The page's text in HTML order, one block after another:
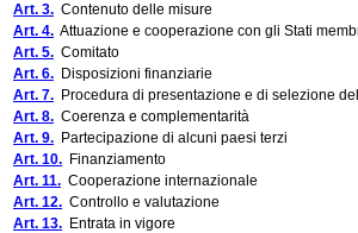
Art. 3. Contenuto delle misure
Art. 4. Attuazione e cooperazione con gli Stati
Art. 5. Comitato
Art. 6. Disposizioni finanziarie
Art. 7. Procedura di presentazione e di selezione
Art. 8. Coerenza e complementarità
Art. 9. Partecipazione di alcuni paesi terzi
Art. 10. Finanziamento
Art. 11. Cooperazione internazionale
Art. 12. Controllo e valutazione
Art. 13. Entrata in vigore